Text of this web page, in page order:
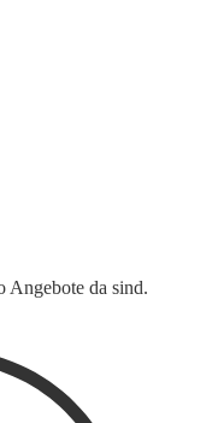
Angebote da sind.